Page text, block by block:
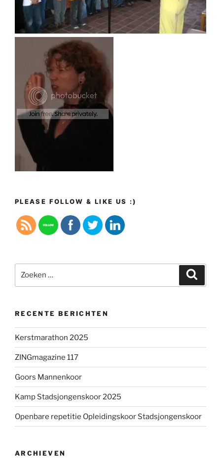
PLEASE FOLLOW & LIKE US :)
naar:
RECENTE BERICHTEN
Kerstmarathon 2025
ZINGmagazine 117
Goors Mannenkoor
Kamp Stadsjongenskoor 2025
Openbare repetitie Opleidingskoor Stadsjongenskoor
ARCHIEVEN